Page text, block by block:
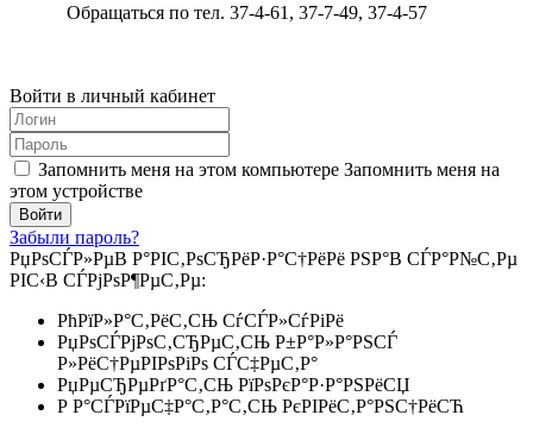
Обращаться по тел. 37-4-61, 37-7-49, 37-4-57
Войти в личный кабинет
Запомнить меня на этом компьютере Запомнить меня на
этом устройстве
Забыли пароль?
РџРѕСЃР»РµВ Р°РІС‚РѕСЂРёР·Р°С†РёРё РЅР°В СЃР°Р№С‚Рµ
РІС‹В СЃРјРѕР¶РµС‚Рµ:
РћРїР»Р°С‚РёС‚СЊ СѓСЃР»СѓРіРё
РџРѕСЃРјРѕС‚СЂРµС‚СЊ Р±Р°Р»Р°РЅСЃ
Р»РёС†РµРІРѕРіРѕ СЃС‡РµС‚Р°
РџРµСЂРµРґР°С‚СЊ РїРѕРєР°Р·Р°РЅРёСЏ
Р Р°СЃРїРµС‡Р°С‚Р°С‚СЊ РєРІРёС‚Р°РЅС†РёСЋ